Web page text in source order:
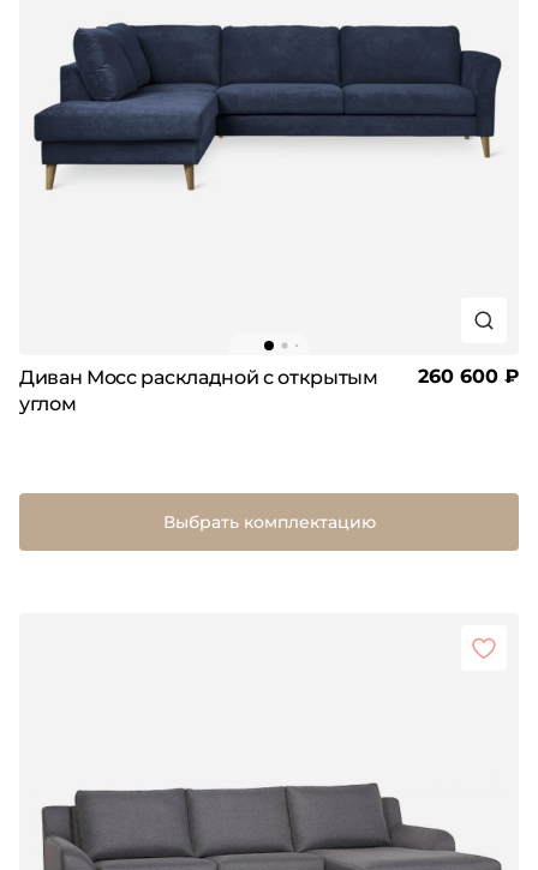
Диван Мосс раскладной с открытым
углом
260 600 ₽
Выбрать комплектацию